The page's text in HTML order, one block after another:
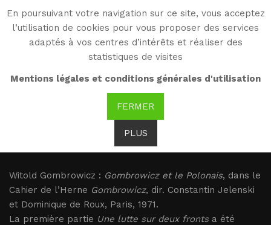
En poursuivant votre navigation sur ce site, vous acceptez
l’utilisation de cookies pour vous proposer des services
adaptés à vos centres d’intérêts et réaliser des
statistiques de visites
Mentions légales et conditions générales d'utilisation
FERMER
PLUS
WG
Witold Gombrowicz
Gombrowicz : Une
guerre sur deux fronts
Gombrowicz : Une guerre sur deux fronts
Witold Gombrowicz : Gombrowicz et le Polonais, dans le
Cahier de l’Herne Gombrowicz, dir. Constantin Jelenski
et Dominique de Roux, Paris, 1971.
La première partie Une lutte sur deux frontsa été